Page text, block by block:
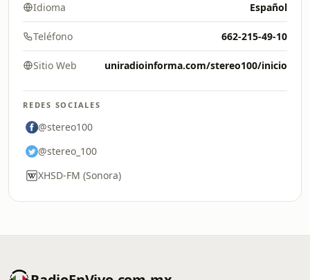
Idioma Español
Teléfono 662-215-49-10
Sitio Web uniradioinforma.com/stereo100/inicio
REDES SOCIALES
@stereo100
@stereo_100
XHSD-FM (Sonora)